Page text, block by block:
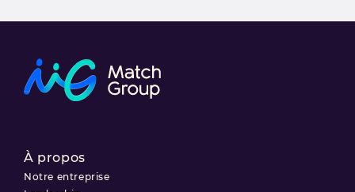
À propos
Notre entreprise